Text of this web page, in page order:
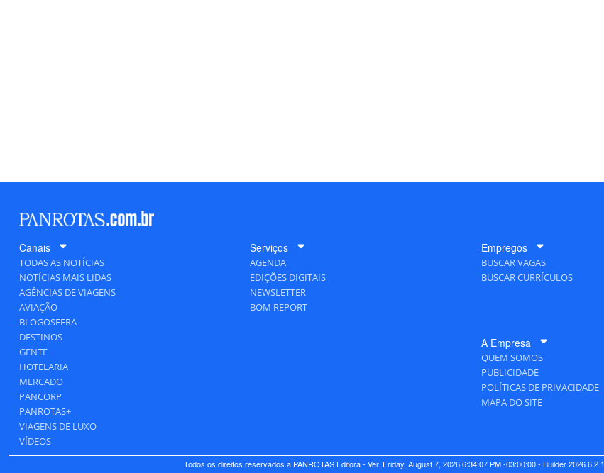
Canais
TODAS AS NOTÍCIAS
NOTÍCIAS MAIS LIDAS
AGÊNCIAS DE VIAGENS
AVIAÇÃO
BLOGOSFERA
DESTINOS
GENTE
HOTELARIA
MERCADO
PANCORP
PANROTAS+
VIAGENS DE LUXO
VÍDEOS
Serviços
AGENDA
EDIÇÕES DIGITAIS
NEWSLETTER
BOM REPORT
Empregos
BUSCAR VAGAS
BUSCAR CURRÍCULOS
A Empresa
QUEM SOMOS
PUBLICIDADE
POLÍTICAS DE PRIVACIDADE
MAPA DO SITE
Todos os direitos reservados a PANROTAS Editora - Ver. Friday, August 7, 2026 6:34:07 PM -03:00:00 - Builder 2026.6.2.1